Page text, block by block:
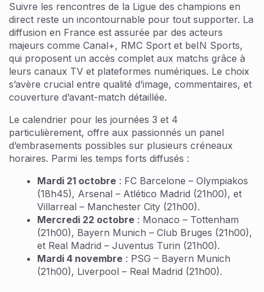
Suivre les rencontres de la Ligue des champions en
direct reste un incontournable pour tout supporter. La
diffusion en France est assurée par des acteurs
majeurs comme Canal+, RMC Sport et beIN Sports,
qui proposent un accès complet aux matchs grâce à
leurs canaux TV et plateformes numériques. Le choix
s’avère crucial entre qualité d’image, commentaires, et
couverture d’avant-match détaillée.
Le calendrier pour les journées 3 et 4
particulièrement, offre aux passionnés un panel
d’embrasements possibles sur plusieurs créneaux
horaires. Parmi les temps forts diffusés :
Mardi 21 octobre : FC Barcelone – Olympiakos
(18h45), Arsenal – Atlético Madrid (21h00), et
Villarreal – Manchester City (21h00).
Mercredi 22 octobre : Monaco – Tottenham
(21h00), Bayern Munich – Club Bruges (21h00),
et Real Madrid – Juventus Turin (21h00).
Mardi 4 novembre : PSG – Bayern Munich
(21h00), Liverpool – Real Madrid (21h00).